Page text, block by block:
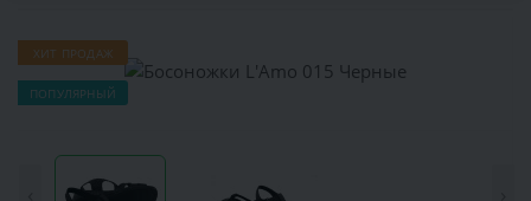
ХИТ ПРОДАЖ
ПОПУЛЯРНЫЙ